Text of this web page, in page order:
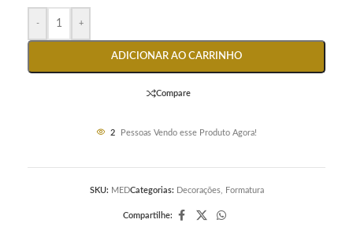
- +
ADICIONAR AO CARRINHO
Compare
2 Pessoas Vendo esse Produto Agora!
SKU: MEDCategorias: Decorações, Formatura
Compartilhe: